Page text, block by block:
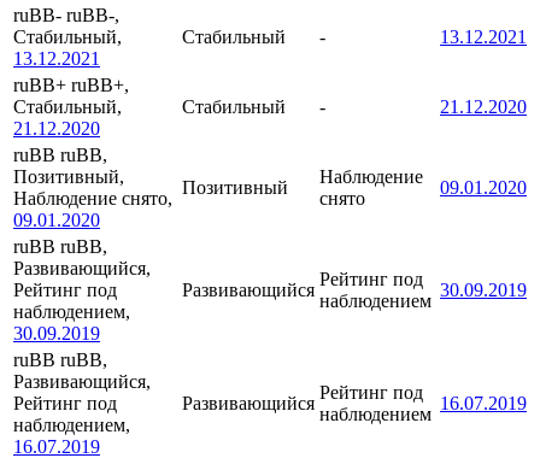
ruBB- ruBB-,
Стабильный,
13.12.2021
Стабильный - 13.12.2021
ruBB+ ruBB+,
Стабильный,
21.12.2020
Стабильный - 21.12.2020
ruBB ruBB,
Позитивный,
Наблюдение снято,
09.01.2020
Позитивный
Наблюдение
снято
09.01.2020
ruBB ruBB,
Развивающийся,
Рейтинг под
наблюдением,
30.09.2019
Развивающийся
Рейтинг под
наблюдением
30.09.2019
ruBB ruBB,
Развивающийся,
Рейтинг под
наблюдением,
16.07.2019
Развивающийся
Рейтинг под
наблюдением
16.07.2019